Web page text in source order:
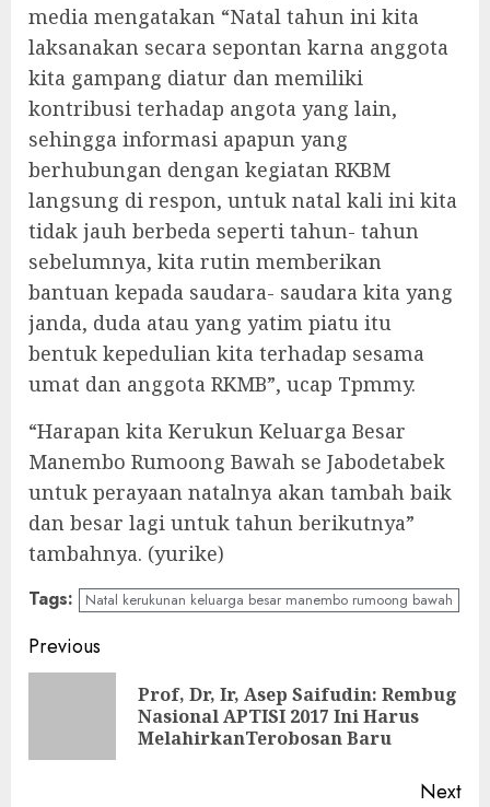
media mengatakan “Natal tahun ini kita
laksanakan secara sepontan karna anggota
kita gampang diatur dan memiliki
kontribusi terhadap angota yang lain,
sehingga informasi apapun yang
berhubungan dengan kegiatan RKBM
langsung di respon, untuk natal kali ini kita
tidak jauh berbeda seperti tahun- tahun
sebelumnya, kita rutin memberikan
bantuan kepada saudara- saudara kita yang
janda, duda atau yang yatim piatu itu
bentuk kepedulian kita terhadap sesama
umat dan anggota RKMB”, ucap Tpmmy.
“Harapan kita Kerukun Keluarga Besar
Manembo Rumoong Bawah se Jabodetabek
untuk perayaan natalnya akan tambah baik
dan besar lagi untuk tahun berikutnya”
tambahnya. (yurike)
Tags: Natal kerukunan keluarga besar manembo rumoong bawah
Continue
Reading
Previous
Prof, Dr, Ir, Asep Saifudin: Rembug
Nasional APTISI 2017 Ini Harus
MelahirkanTerobosan Baru
Next